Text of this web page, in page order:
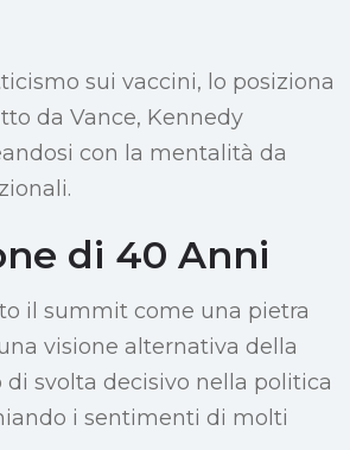
sui vaccini, lo posiziona
da Vance, Kennedy
con la mentalità da
di 40 Anni
il summit come una pietra
visione alternativa della
di svolta decisivo nella politica
i sentimenti di molti